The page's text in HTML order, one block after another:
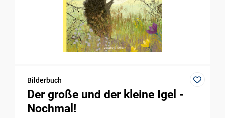
Bilderbuch
Der große und der kleine Igel -
Nochmal!